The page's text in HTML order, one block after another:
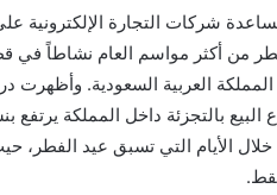
شركات التجارة الإلكترونية
من أكثر مواسم العام نشاطاً في
العربية السعودية. وأظهرت
الأيام التي تسبق عيد الفطر،